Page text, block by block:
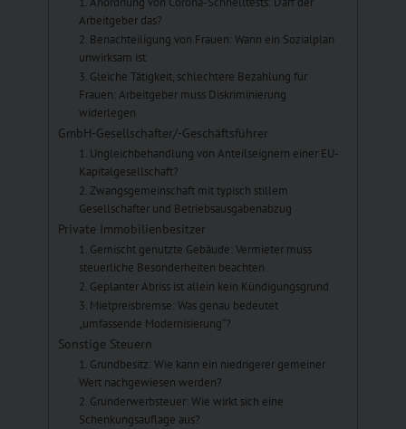
Arbeitgeber das?
2. Benachteiligung von Frauen: Wann ein Sozialplan
unwirksam ist
3. Gleiche Tätigkeit, schlechtere Bezahlung für
Frauen: Arbeitgeber muss Diskriminierung
widerlegen
GmbH-Gesellschafter/-Geschäftsführer
1. Ungleichbehandlung von Anteilseignern einer EU-
Kapitalgesellschaft?
2. Zwangsgemeinschaft mit typisch stillem
Gesellschafter und Betriebsausgabenabzug
Private Immobilienbesitzer
1. Gemischt genutzte Gebäude: Vermieter muss
steuerliche Besonderheiten beachten
2. Geplanter Abriss ist allein kein Kündigungsgrund
3. Mietpreisbremse: Was genau bedeutet
„umfassende Modernisierung“?
Sonstige Steuern
1. Grundbesitz: Wie kann ein niedrigerer gemeiner
Wert nachgewiesen werden?
2. Grunderwerbsteuer: Wie wirkt sich eine
Schenkungsauflage aus?